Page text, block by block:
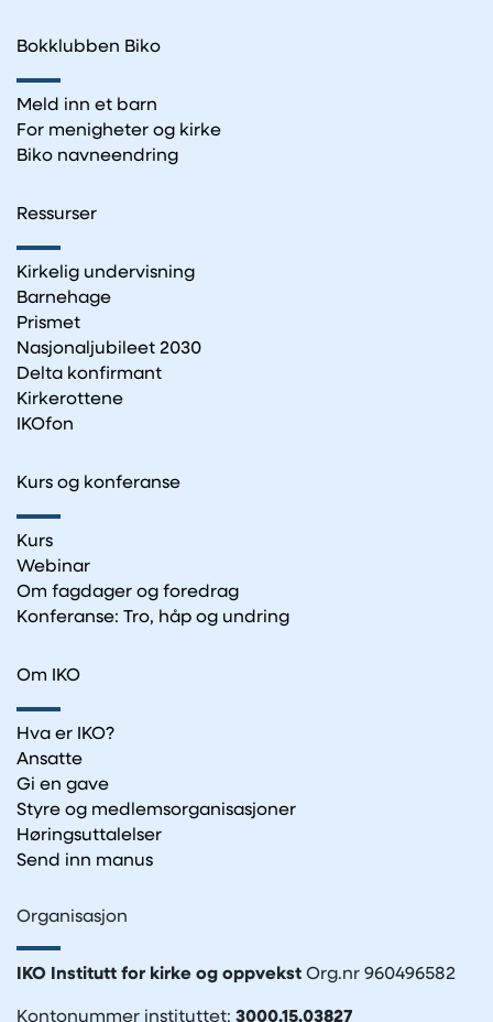
Bokklubben Biko
Meld inn et barn
For menigheter og kirke
Biko navneendring
Ressurser
Kirkelig undervisning
Barnehage
Prismet
Nasjonaljubileet 2030
Delta konfirmant
Kirkerottene
IKOfon
Kurs og konferanse
Kurs
Webinar
Om fagdager og foredrag
Konferanse: Tro, håp og undring
Om IKO
Hva er IKO?
Ansatte
Gi en gave
Styre og medlemsorganisasjoner
Høringsuttalelser
Send inn manus
Organisasjon
IKO Institutt for kirke og oppvekst Org.nr 960496582
Kontonummer instituttet: 3000.15.03827